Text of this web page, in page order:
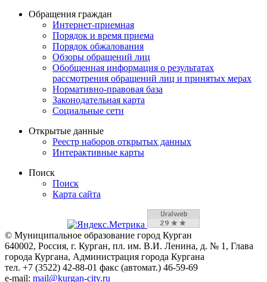
Обращения граждан
Интернет-приемная
Порядок и время приема
Порядок обжалования
Обзоры обращений лиц
Обобщенная информация о результатах
рассмотрения обращений лиц и принятых мерах
Нормативно-правовая база
Законодательная карта
Социальные сети
Открытые данные
Реестр наборов открытых данных
Интерактивные карты
Поиск
Поиск
Карта сайта
© Муниципальное образование город Курган
640002, Россия, г. Курган, пл. им. В.И. Ленина, д. № 1, Глава
города Кургана, Администрация города Кургана
тел. +7 (3522) 42-88-01 факс (автомат.) 46-59-69
e-mail: mail@kurgan-city.ru